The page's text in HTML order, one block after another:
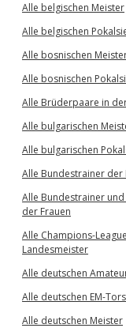
Alle belgischen Meister
Alle belgischen
Alle bosnischen
Alle bosnischen
Alle Brüderpaare in
Alle bulgarischen
Alle bulgarischen
Alle Bundestrainer
Alle Bundestrainer
der Frauen
Alle Champions-
Landesmeister
Alle deutschen
Alle deutschen EM-
Alle deutschen Meister